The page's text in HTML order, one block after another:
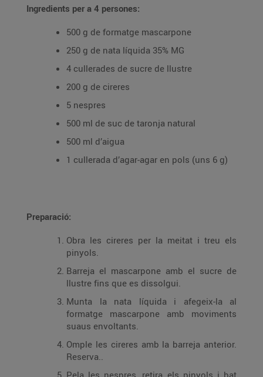
Ingredients per a 4 persones:
500 g de formatge mascarpone
250 g de nata líquida 35% MG
4 cullerades de sucre de llustre
200 g de cireres
5 nespres
500 ml de suc de taronja natural
500 ml d’aigua
1 cullerada d’agar-agar en pols (uns 6 g)
Preparació:
Obra les cireres per la meitat i treu els
pinyols.
Barreja el mascarpone amb el sucre de
llustre fins que es dissolgui.
Munta la nata líquida i afegeix-la al
formatge mascarpone amb moviments
suaus envoltants.
Omple les cireres amb la barreja anterior.
Reserva..
Pela les nespres, retira els pinyols i bat